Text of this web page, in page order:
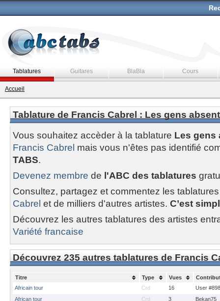
Tablatures Guitares BlaBla Cours
Accueil
Tablature de Francis Cabrel : Les gens
Vous souhaitez accèder à la tablature Les gens
Francis Cabrel mais vous n'êtes pas identifié
TABS.
Devenez membre de l'ABC des tablatures
Consultez, partagez et commentez les
Cabrel et de milliers d'autres artistes. C’est
Découvrez les autres tablatures des artistes
Variété francaise
Découvrez 235 autres tablatures de Francis
Titre Type Vues
Africain tour
Crd 16
User
African tour
Crd 3
Bekan75